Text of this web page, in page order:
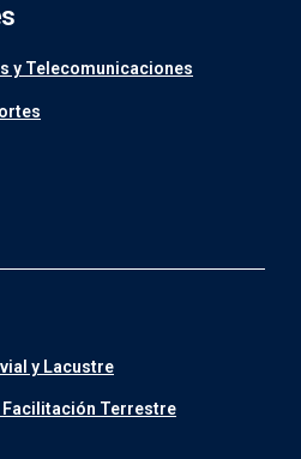
y Telecomunicaciones
y Lacustre
Terrestre